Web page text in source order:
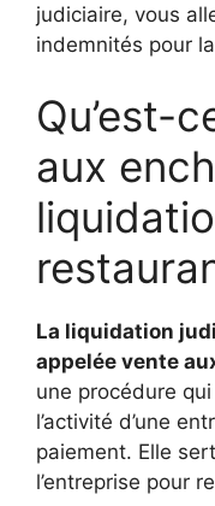
judiciaire, vous
indemnités pour
Qu’est-
aux
La liquidation
appelée vente
une procédure
l’activité d’une
paiement. Elle
l’entreprise pour